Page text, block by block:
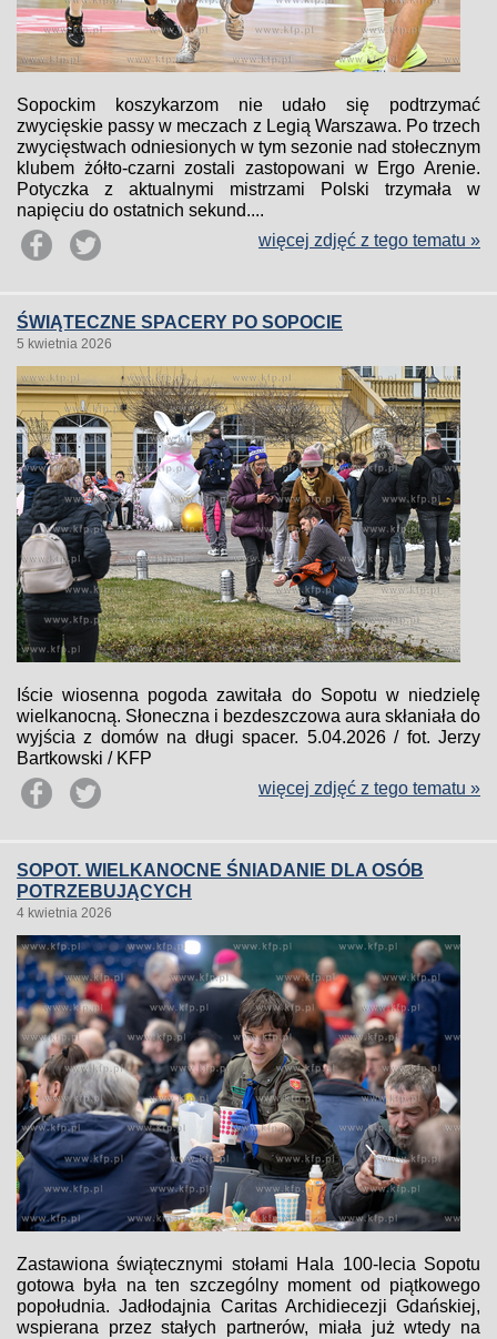
Sopockim koszykarzom nie udało się podtrzymać
zwycięskie passy w meczach z Legią Warszawa. Po trzech
zwycięstwach odniesionych w tym sezonie nad stołecznym
klubem żółto-czarni zostali zastopowani w Ergo Arenie.
Potyczka z aktualnymi mistrzami Polski trzymała w
napięciu do ostatnich sekund....
więcej zdjęć z tego tematu »
ŚWIĄTECZNE SPACERY PO SOPOCIE
5 kwietnia 2026
Iście wiosenna pogoda zawitała do Sopotu w niedzielę
wielkanocną. Słoneczna i bezdeszczowa aura skłaniała do
wyjścia z domów na długi spacer. 5.04.2026 / fot. Jerzy
Bartkowski / KFP
więcej zdjęć z tego tematu »
SOPOT. WIELKANOCNE ŚNIADANIE DLA OSÓB
POTRZEBUJĄCYCH
4 kwietnia 2026
Zastawiona świątecznymi stołami Hala 100-lecia Sopotu
gotowa była na ten szczególny moment od piątkowego
popołudnia. Jadłodajnia Caritas Archidiecezji Gdańskiej,
wspierana przez stałych partnerów, miała już wtedy na